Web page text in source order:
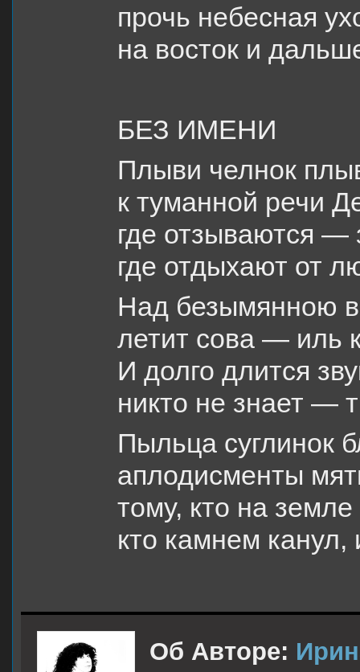
прочь небесная
на восток и
БЕЗ ИМЕНИ
Плыви челнок
к туманной речи
где отзываются —
где отдыхают от
Над безымянною
летит сова — иль
И долго длится
никто не знает —
Пыльца суглинок
аплодисменты
тому, кто на
кто камнем канул,
Об Авторе: